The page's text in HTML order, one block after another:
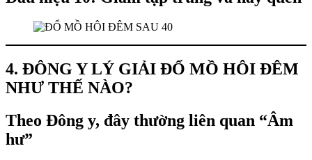
4. ĐÔNG Y LÝ GIẢI ĐỔ MỒ HÔI ĐÊM
NHƯ THẾ NÀO?
Theo Đông y, đây thường liên quan “Âm
hư”